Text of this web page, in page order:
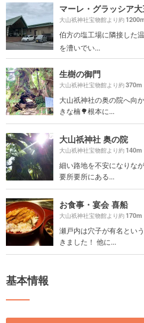
マーレ・グラッシア
大山祇神社宝物館より約
伯方の塩工場に隣接した
を漕いでい...
生樹の御門
大山祇神社宝物館より約370m
大山祇神社の奥の院へ向
きな楠🌳根本に...
大山祇神社 奥の院
大山祇神社宝物館より約140m
細い路地を不安になりな
要所要所にある...
お食事・宴会 喜船
大山祇神社宝物館より約170m
瀬戸内は穴子が有名とい
きました！ 他に...
基本情報